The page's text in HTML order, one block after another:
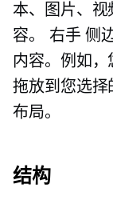
本、图片、视
容。 右手 侧
内容。例如
拖放到您选择
布局。
结构